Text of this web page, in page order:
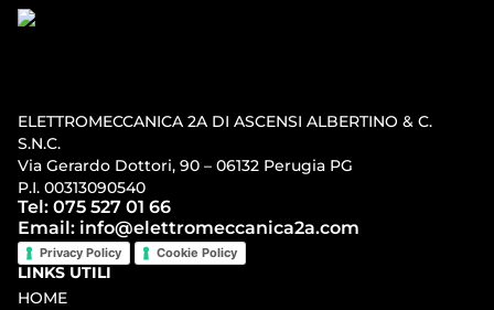
ELETTROMECCANICA 2A DI ASCENSI ALBERTINO & C.
S.N.C.
Via Gerardo Dottori, 90 – 06132 Perugia PG
P.I. 00313090540
Tel: 075 527 01 66
Email: info@elettromeccanica2a.com
Privacy Policy Cookie Policy
LINKS UTILI
HOME